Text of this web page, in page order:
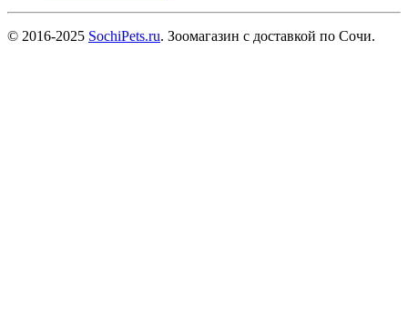
© 2016-2025 SochiPets.ru. Зоомагазин с доставкой по Сочи.